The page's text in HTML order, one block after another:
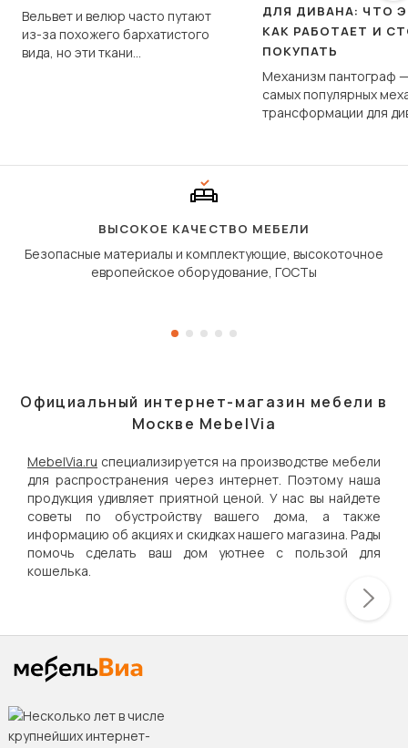
Вельвет и велюр часто путают
из-за похожего бархатистого
вида, но эти ткани
ДЛЯ ДИВАНА: ЧТО
КАК РАБОТАЕТ И
ПОКУПАТЬ
Механизм пантограф
самых популярных
трансформации для
сиденье не
дугообразной
ВЫСОКОЕ КАЧЕСТВО МЕБЕЛИ
Безопасные материалы и комплектующие, высокоточное
европейское оборудование, ГОСТы
Официальный интернет-магазин мебели в
Москве MebelVia
MebelVia.ru специализируется на производстве мебели
для распространения через интернет. Поэтому наша
продукция удивляет приятной ценой. У нас вы найдете
советы по обустройству вашего дома, а также
информацию об акциях и скидках нашего магазина. Рады
помочь сделать ваш дом уютнее с пользой для
кошелька.